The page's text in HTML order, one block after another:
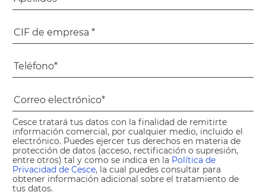
Cesce tratará tus datos con la finalidad de remitirte
información comercial, por cualquier medio, incluido el
electrónico. Puedes ejercer tus derechos en materia de
protección de datos (acceso, rectificación o supresión,
entre otros) tal y como se indica en la Política de
Privacidad de Cesce, la cual puedes consultar para
obtener información adicional sobre el tratamiento de
tus datos.